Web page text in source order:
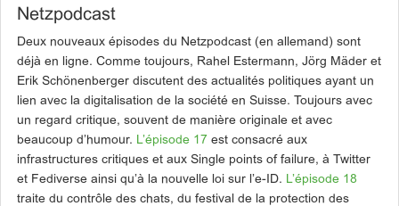
Netzpodcast
Deux nouveaux épisodes du Netzpodcast (en allemand) sont
déjà en ligne. Comme toujours, Rahel Estermann, Jörg Mäder et
Erik Schönenberger discutent des actualités politiques ayant un
lien avec la digitalisation de la société en Suisse. Toujours avec
un regard critique, souvent de manière originale et avec
beaucoup d’humour. L’épisode 17 est consacré aux
infrastructures critiques et aux Single points of failure, à Twitter
et Fediverse ainsi qu’à la nouvelle loi sur l’e-ID. L’épisode 18
traite du contrôle des chats, du festival de la protection des